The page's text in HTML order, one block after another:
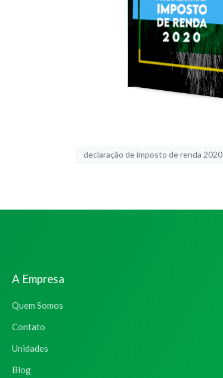
declaração de imposto de renda 2020
A Empresa
Quem Somos
Contato
Unidades
Blog